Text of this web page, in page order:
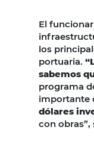
El
los
portuaria.
sabemos
programa
importante
dólares
con obras”,